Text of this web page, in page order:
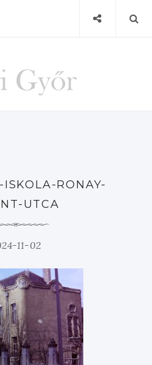
RONAY-
UTCA
11-02